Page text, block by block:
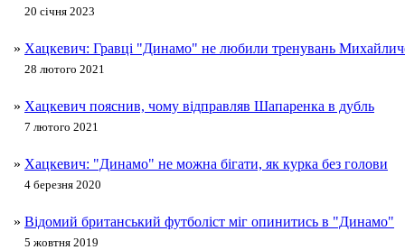
20 січня 2023
» Хацкевич: Гравці "Динамо" не любили тренувань
28 лютого 2021
» Хацкевич пояснив, чому відправляв Шапаренка в дубль
7 лютого 2021
» Хацкевич: "Динамо" не можна бігати, як курка без голови
4 березня 2020
» Відомий британський футболіст міг опинитись в "Динамо"
5 жовтня 2019